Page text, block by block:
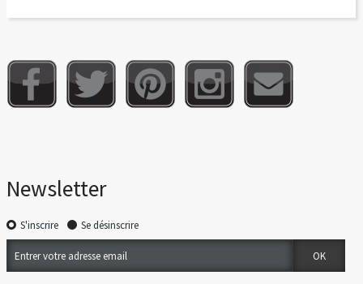
Newsletter
S'inscrire Se désinscrire